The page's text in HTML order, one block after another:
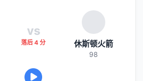
vs
落后 4 分 休斯顿火箭
98